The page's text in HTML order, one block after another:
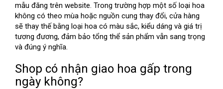
mẫu đăng trên website. Trong trường hợp một số loại hoa
không có theo mùa hoặc nguồn cung thay đổi, cửa hàng
sẽ thay thế bằng loại hoa có màu sắc, kiểu dáng và giá trị
tương đương, đảm bảo tổng thể sản phẩm vẫn sang trọng
và đúng ý nghĩa.
Shop có nhận giao hoa gấp trong
ngày không?